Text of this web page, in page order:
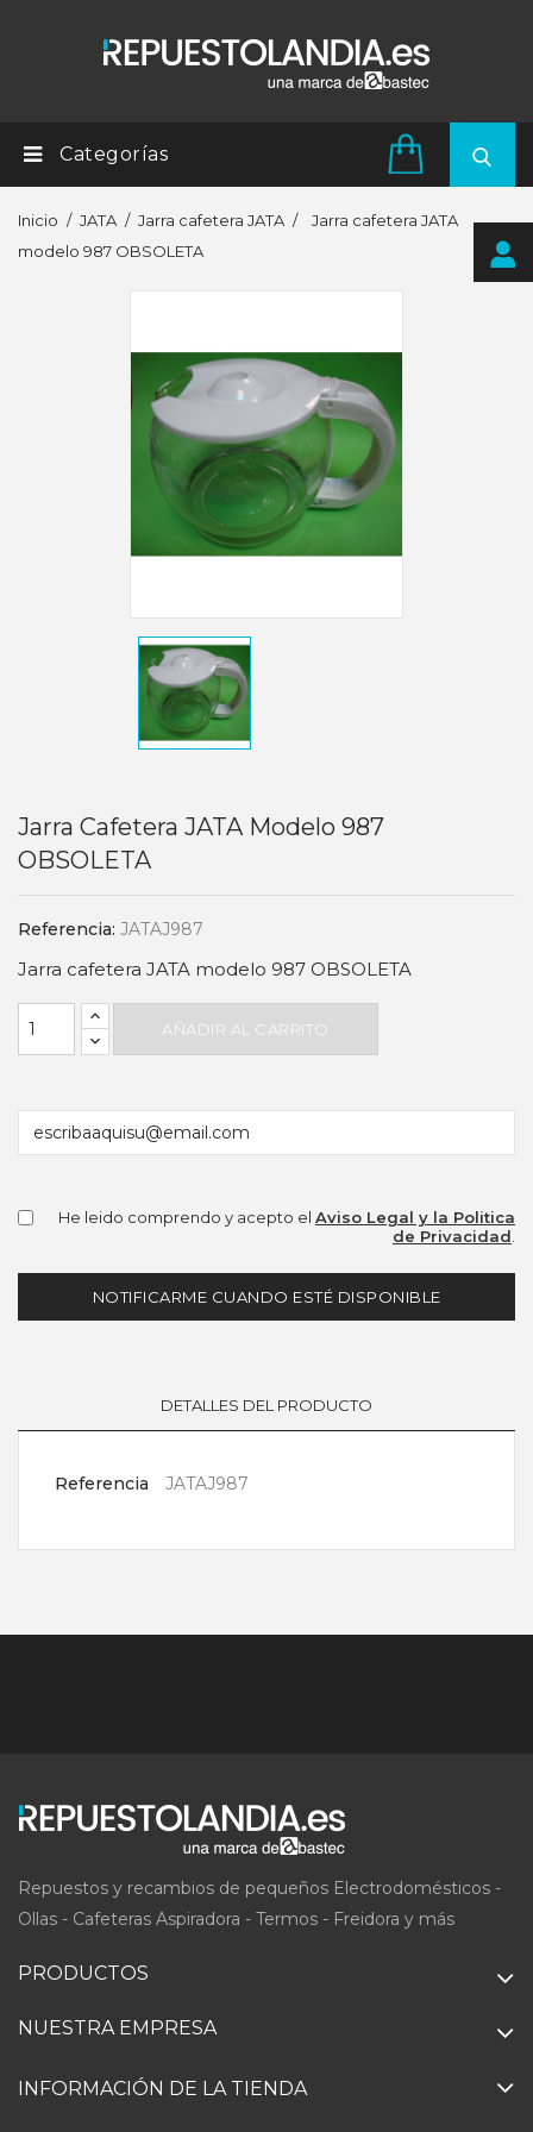
Categorías
Inicio JATA Jarra cafetera JATA
Jarra cafetera JATA
modelo 987 OBSOLETA
Jarra Cafetera JATA Modelo 987
OBSOLETA
Referencia: JATAJ987
Jarra cafetera JATA modelo 987 OBSOLETA
AÑADIR AL CARRITO
He leido comprendo y acepto el Aviso Legal y la Politica
de Privacidad
NOTIFICARME CUANDO ESTÉ DISPONIBLE
DETALLES DEL PRODUCTO
Referencia JATAJ987
Repuestos y recambios de pequeños Electrodomésticos -
Ollas - Cafeteras Aspiradora - Termos - Freidora y más
PRODUCTOS
NUESTRA EMPRESA
INFORMACIÓN DE LA TIENDA